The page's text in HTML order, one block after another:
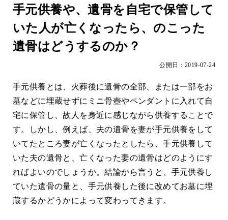
手元供養や、遺骨を自宅で保管して
いた人が亡くなったら、のこった
遺骨はどうするのか？
公開日：2019-07-24
手元供養とは、火葬後に遺骨の全部、または一部をお
墓などに埋蔵せずにミニ骨壺やペンダントに入れて自
宅に保管し、故人を身近に感じながら供養することで
す。しかし、例えば、夫の遺骨を妻が手元供養をして
いてたところ妻が亡くなったとしたら、手元供養して
いた夫の遺骨と、亡くなった妻の遺骨はどのようにす
ればよいのでしょうか。結論から言うと、手元供養し
ていた遺骨の量と、手元供養した後に改めてお墓に埋
蔵するかどうかによって変わってきます。